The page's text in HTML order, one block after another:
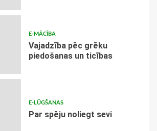
E-MĀCĪBA
Vajadzība pēc grēku
piedošanas un ticības
E-LŪGŠANAS
Par spēju noliegt sevi